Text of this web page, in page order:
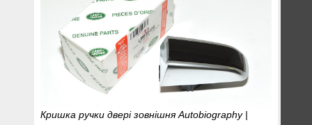
Кришка ручки двері зовнішня Autobiography |